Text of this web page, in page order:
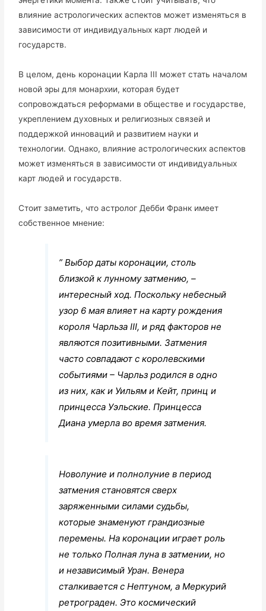
влияние астрологических аспектов может изменяться в
зависимости от индивидуальных карт людей и
государств.
В целом, день коронации Карла III может стать началом
новой эры для монархии, которая будет
сопровождаться реформами в обществе и государстве,
укреплением духовных и религиозных связей и
поддержкой инноваций и развитием науки и
технологии. Однако, влияние астрологических аспектов
может изменяться в зависимости от индивидуальных
карт людей и государств.
Стоит заметить, что астролог Дебби Франк имеет
собственное мнение:
” Выбор даты коронации, столь
близкой к лунному затмению, –
интересный ход. Поскольку небесный
узор 6 мая влияет на карту рождения
короля Чарльза III, и ряд факторов не
являются позитивными. Затмения
часто совпадают с королевскими
событиями – Чарльз родился в одно
из них, как и Уильям и Кейт, принц и
принцесса Уэльские. Принцесса
Диана умерла во время затмения.
Новолуние и полнолуние в период
затмения становятся сверх
заряженными силами судьбы,
которые знаменуют грандиозные
перемены. На коронации играет роль
не только Полная луна в затмении, но
и независимый Уран. Венера
сталкивается с Нептуном, а Меркурий
ретрограден. Это космический